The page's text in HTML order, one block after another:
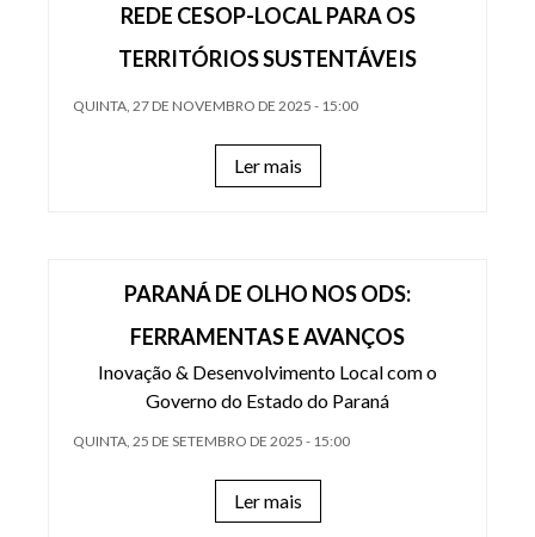
REDE CESOP-LOCAL PARA OS
TERRITÓRIOS SUSTENTÁVEIS
QUINTA, 27 DE NOVEMBRO DE 2025 - 15:00
Ler mais
PARANÁ DE OLHO NOS ODS:
FERRAMENTAS E AVANÇOS
Inovação & Desenvolvimento Local com o
Governo do Estado do Paraná
QUINTA, 25 DE SETEMBRO DE 2025 - 15:00
Ler mais